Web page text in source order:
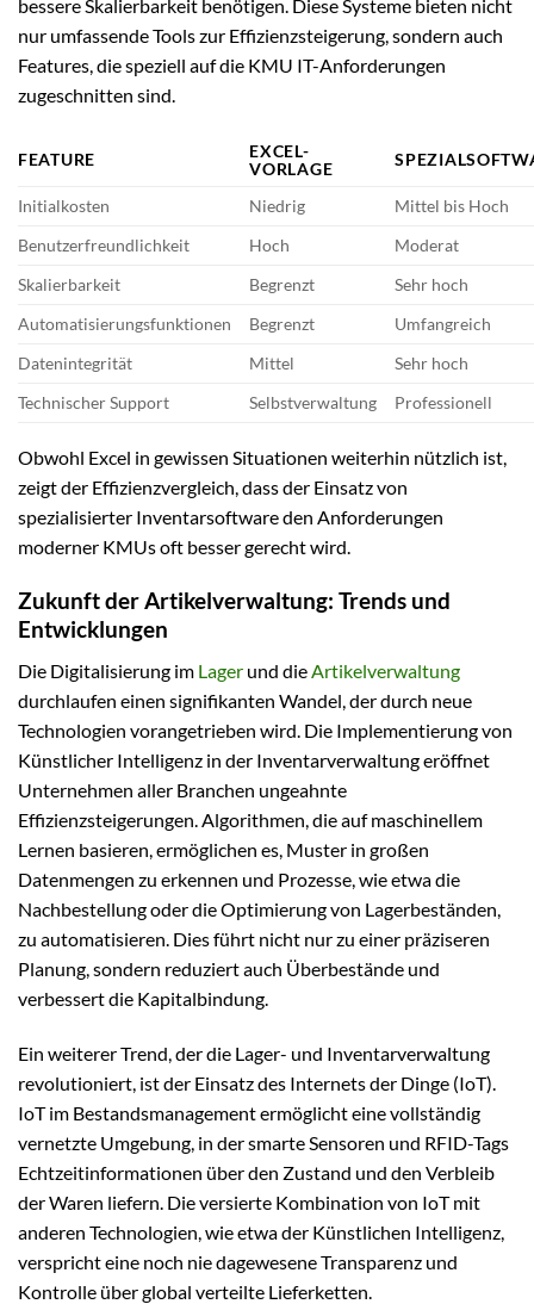
bessere Skalierbarkeit benötigen. Diese Systeme bieten nicht
nur umfassende Tools zur Effizienzsteigerung, sondern auch
Features, die speziell auf die KMU IT-Anforderungen
zugeschnitten sind.
FEATURE
EXCEL-
VORLAGE
Initialkosten Niedrig
Mittel bis Hoch
Benutzerfreundlichkeit
Hoch
Moderat
Skalierbarkeit
Begrenzt
Sehr hoch
Automatisierungsfunktionen
Begrenzt
Umfangreich
Datenintegrität
Mittel
Sehr hoch
Technischer Support
Selbstverwaltung Professionell
Obwohl Excel in gewissen Situationen weiterhin nützlich ist,
zeigt der Effizienzvergleich, dass der Einsatz von
spezialisierter Inventarsoftware den Anforderungen
moderner KMUs oft besser gerecht wird.
Zukunft der Artikelverwaltung: Trends und
Entwicklungen
Die Digitalisierung im Lager und die Artikelverwaltung
durchlaufen einen signifikanten Wandel, der durch neue
Technologien vorangetrieben wird. Die Implementierung von
Künstlicher Intelligenz in der Inventarverwaltung eröffnet
Unternehmen aller Branchen ungeahnte
Effizienzsteigerungen. Algorithmen, die auf maschinellem
Lernen basieren, ermöglichen es, Muster in großen
Datenmengen zu erkennen und Prozesse, wie etwa die
Nachbestellung oder die Optimierung von Lagerbeständen,
zu automatisieren. Dies führt nicht nur zu einer präziseren
Planung, sondern reduziert auch Überbestände und
verbessert die Kapitalbindung.
Ein weiterer Trend, der die Lager- und Inventarverwaltung
revolutioniert, ist der Einsatz des Internets der Dinge (IoT).
IoT im Bestandsmanagement ermöglicht eine vollständig
vernetzte Umgebung, in der smarte Sensoren und RFID-Tags
Echtzeitinformationen über den Zustand und den Verbleib
der Waren liefern. Die versierte Kombination von IoT mit
anderen Technologien, wie etwa der Künstlichen Intelligenz,
verspricht eine noch nie dagewesene Transparenz und
Kontrolle über global verteilte Lieferketten.